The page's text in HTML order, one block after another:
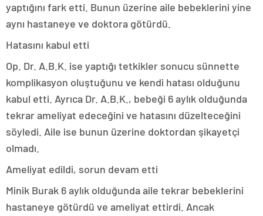
yaptığını fark etti. Bunun üzerine aile bebeklerini yine
aynı hastaneye ve doktora götürdü.
Hatasını kabul etti
Op. Dr. A.B.K. ise yaptığı tetkikler sonucu sünnette
komplikasyon oluştuğunu ve kendi hatası olduğunu
kabul etti. Ayrıca Dr. A.B.K., bebeği 6 aylık olduğunda
tekrar ameliyat edeceğini ve hatasını düzelteceğini
söyledi. Aile ise bunun üzerine doktordan şikayetçi
olmadı.
Ameliyat edildi, sorun devam etti
Minik Burak 6 aylık olduğunda aile tekrar bebeklerini
hastaneye götürdü ve ameliyat ettirdi. Ancak